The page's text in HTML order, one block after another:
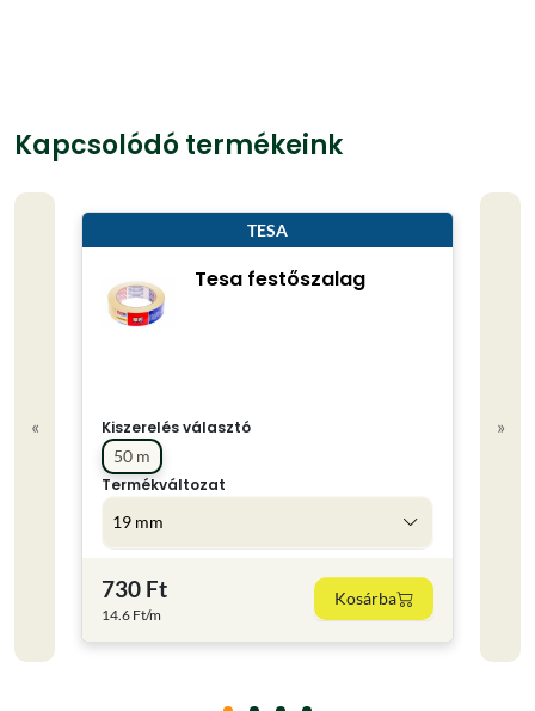
Kapcsolódó termékeink
«
TESA
Tesa festőszalag
Kiszerelés választó
50 m
Termékváltozat
19 mm
730 Ft
14.6 Ft/m
Kosárba
»